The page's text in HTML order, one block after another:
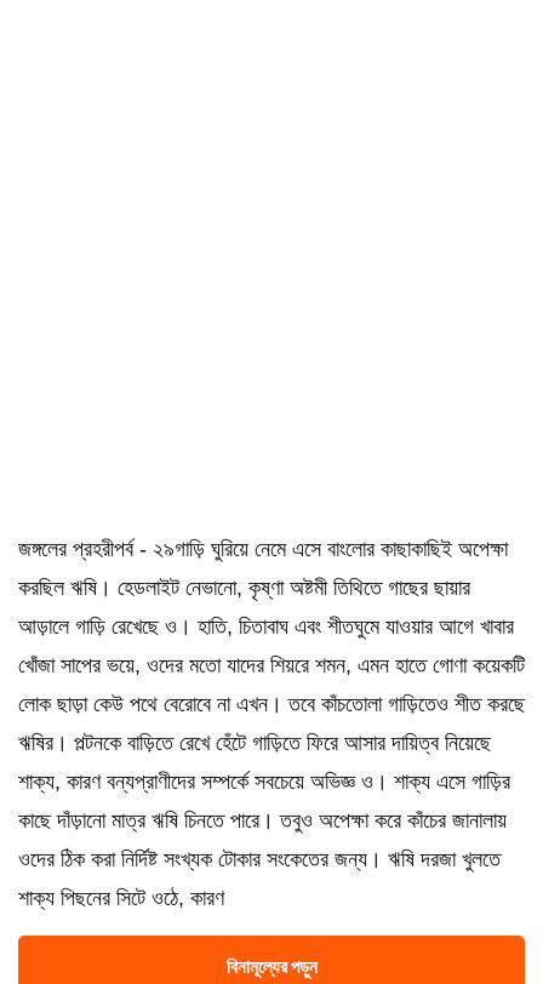
জঙ্গলের প্রহরীপর্ব - ২৯গাড়ি ঘুরিয়ে নেমে এসে বাংলোর কাছাকাছিই অপেক্ষা
করছিল ঋষি। হেডলাইট নেভানো, কৃষ্ণা অষ্টমী তিথিতে গাছের ছায়ার
আড়ালে গাড়ি রেখেছে ও। হাতি, চিতাবাঘ এবং শীতঘুমে যাওয়ার আগে খাবার
খোঁজা সাপের ভয়ে, ওদের মতো যাদের শিয়রে শমন, এমন হাতে গোণা কয়েকটি
লোক ছাড়া কেউ পথে বেরোবে না এখন। তবে কাঁচতোলা গাড়িতেও শীত করছে
ঋষির। পল্টনকে বাড়িতে রেখে হেঁটে গাড়িতে ফিরে আসার দায়িত্ব নিয়েছে
শাক্য, কারণ বন্যপ্রাণীদের সম্পর্কে সবচেয়ে অভিজ্ঞ ও। শাক্য এসে গাড়ির
কাছে দাঁড়ানো মাত্র ঋষি চিনতে পারে। তবুও অপেক্ষা করে কাঁচের জানালায়
ওদের ঠিক করা নির্দিষ্ট সংখ্যক টোকার সংকেতের জন্য। ঋষি দরজা খুলতে
শাক্য পিছনের সিটে ওঠে, কারণ
বিনামূল্যের পড়ুন